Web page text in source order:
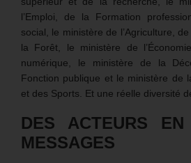
l’Emploi, de la Formation
social, le ministère de l’Agriculture,
la Forêt, le ministère de
numérique, le ministère de la
Fonction publique et le ministère de
et des Sports. Et une réelle diversité
DES ACTEURS
MESSAGES